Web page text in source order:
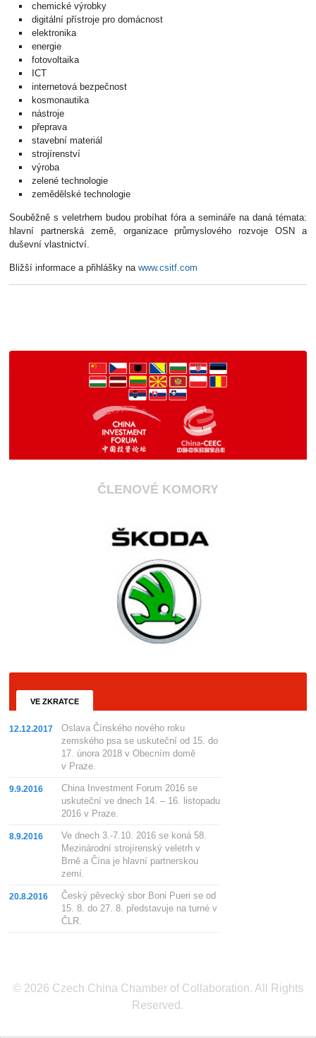
chemické výrobky
digitální přístroje pro domácnost
elektronika
energie
fotovoltaika
ICT
internetová bezpečnost
kosmonautika
nástroje
přeprava
stavební materiál
strojírenství
výroba
zelené technologie
zemědělské technologie
Souběžně s veletrhem budou probíhat fóra a semináře na daná témata:
hlavní partnerská země, organizace průmyslového rozvoje OSN a
duševní vlastnictví.
Bližší informace a přihlášky nawww.csitf.com
ČLENOVÉ KOMORY
VE ZKRATCE
12.12.2017
Oslava Čínského nového roku
zemského psa se uskuteční od 15. do
17. února 2018 v Obecním domě
v Praze.
9.9.2016
China Investment Forum 2016 se
uskuteční ve dnech 14. – 16. listopadu
2016 v Praze.
8.9.2016
Ve dnech 3.-7.10. 2016 se koná 58.
Mezinárodní strojírenský veletrh v
Brně a Čína je hlavní partnerskou
zemí.
20.8.2016
Český pěvecký sbor Boni Pueri se od
15. 8. do 27. 8. představuje na turné v
ČLR.
© 2026 Czech China Chamber of Collaboration. All Rights
Reserved.